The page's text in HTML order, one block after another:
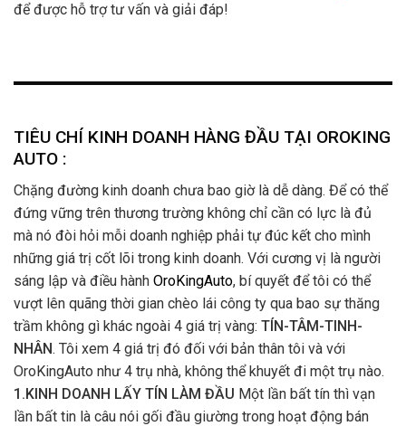
để được hỗ trợ tư vấn và giải đáp!
TIÊU CHÍ KINH DOANH HÀNG ĐẦU TẠI OROKING
AUTO :
Chặng đường kinh doanh chưa bao giờ là dễ dàng. Để có thể
đứng vững trên thương trường không chỉ cần có lực là đủ
mà nó đòi hỏi mỗi doanh nghiệp phải tự đúc kết cho mình
những giá trị cốt lõi trong kinh doanh. Với cương vị là người
sáng lập và điều hành OroKingAuto, bí quyết để tôi có thể
vượt lên quãng thời gian chèo lái công ty qua bao sự thăng
trầm không gì khác ngoài 4 giá trị vàng: TÍN-TÂM-TINH-
NHÂN. Tôi xem 4 giá trị đó đối với bản thân tôi và với
OroKingAuto như 4 trụ nhà, không thể khuyết đi một trụ nào.
1.KINH DOANH LẤY TÍN LÀM ĐẦU Một lần bất tín thì vạn
lần bất tin là câu nói gối đầu giường trong hoạt động bán